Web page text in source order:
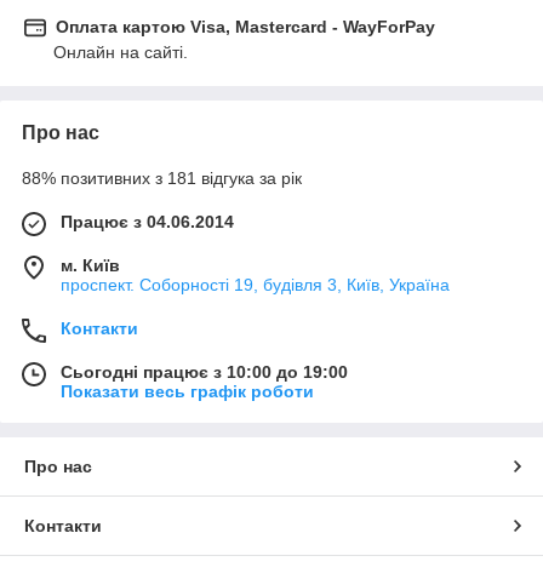
Оплата картою Visa, Mastercard - WayForPay
Онлайн на сайті.
Про нас
88% позитивних з 181 відгука за рік
Працює з 04.06.2014
м. Київ
проспект. Соборності 19, будівля 3, Київ, Україна
Контакти
Сьогодні працює з 10:00 до 19:00
Показати весь графік роботи
Про нас
Контакти